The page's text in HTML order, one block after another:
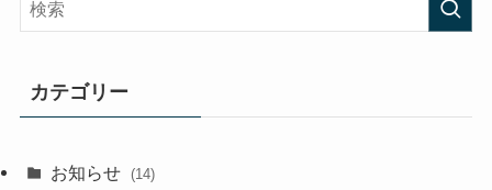
カテゴリー
お知らせ (14)